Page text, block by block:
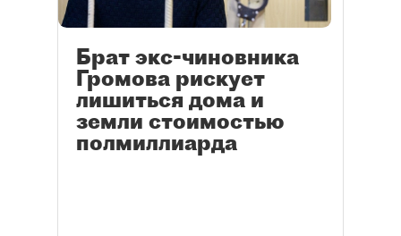
Брат экс-чиновника
Громова рискует
лишиться дома и
земли стоимостью
полмиллиарда